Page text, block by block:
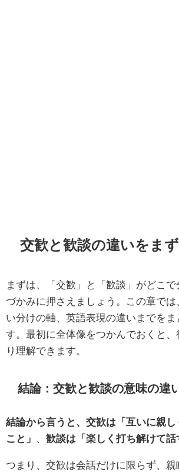
交歓と歓談の違いをま
まずは、「交歓」と「歓談」がどこ
づかみに押さえましょう。この章で
い分けの軸、英語表現の違いまでをま
す。最初に全体像をつかんでおくと
り理解できます。
結論：交歓と歓談の意味の違
結論から言うと、交歓は「互いに親
こと」
歓談は「楽しく打ち解けて話
つまり、交歓は会話だけに限らず、